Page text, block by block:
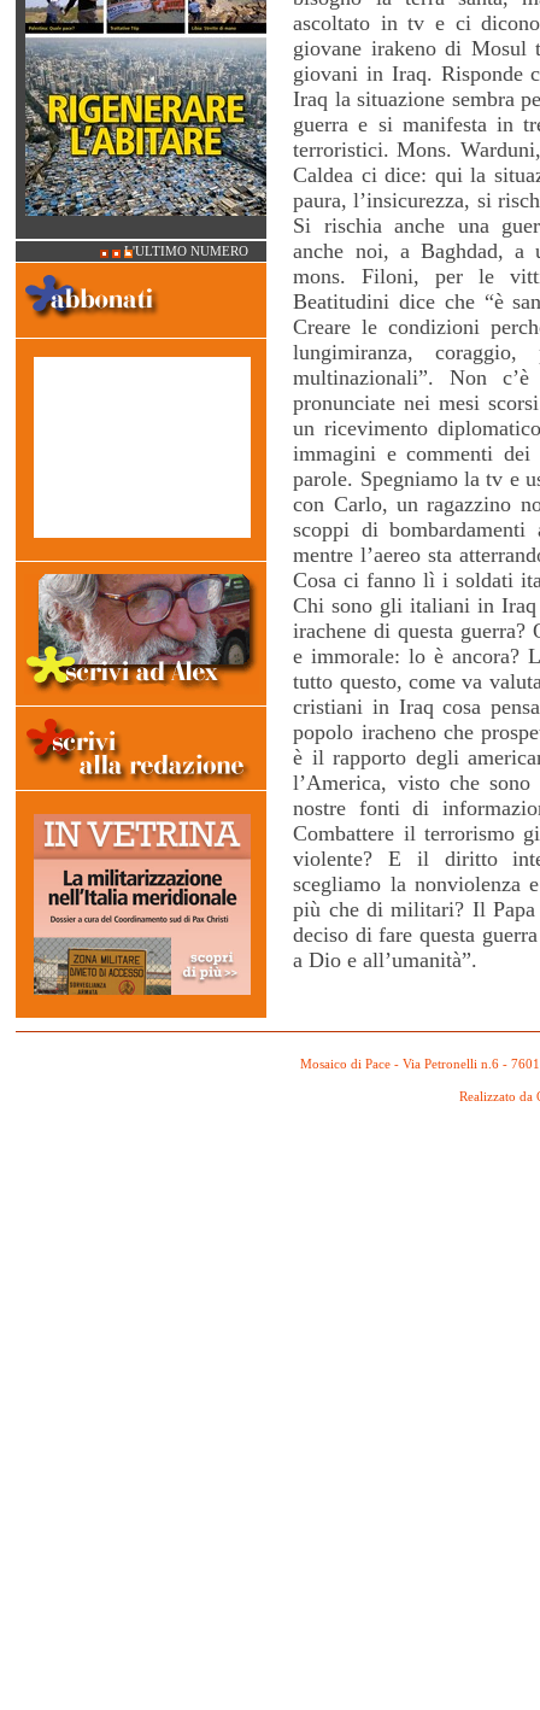
ascoltato in tv e ci
giovane irakeno di Mosul
giovani in Iraq. Risponde
Iraq la situazione sembra
guerra e si manifesta in
terroristici. Mons.
Caldea ci dice: qui la
paura, l’insicurezza, si
Si rischia anche una
anche noi, a Baghdad, a
mons. Filoni, per le
Beatitudini dice che “è
Creare le condizioni
lungimiranza,
multinazionali”. Non
pronunciate nei mesi
un ricevimento
immagini e commenti
parole. Spegniamo la tv e
con Carlo, un ragazzino
scoppi di bombardamenti
mentre l’aereo sta
Cosa ci fanno lì i soldati
Chi sono gli italiani in
irachene di questa guerra?
e immorale: lo è ancora?
tutto questo, come va
cristiani in Iraq cosa
popolo iracheno che
è il rapporto degli
l’America, visto che
nostre fonti di
Combattere il terrorismo
violente? E il diritto
scegliamo la
più che di militari? Il Papa
deciso di fare questa
a Dio e all’umanità”.
L'ULTIMO NUMERO
Mosaico di Pace - Via Petronelli n.6 -
Realizzato